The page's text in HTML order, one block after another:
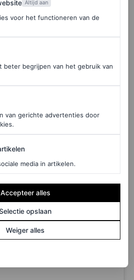
en release
albumcover. Een hoes waarop de
juwelen versierd in een
aan als een eerbetoon aan
zowel
a Showgirl
en Father Figure
Altijd aan
voor het functioneren van de
beter begrijpen van het gebruik van
van gerichte advertenties door
media in artikelen.
Accepteer alles
opslaan
Weiger alles